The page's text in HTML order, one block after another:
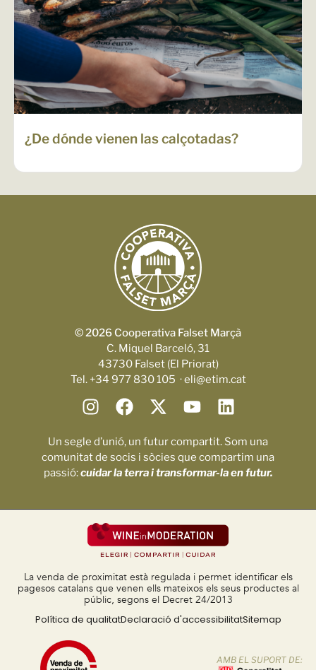
¿De dónde vienen las calçotadas?
© 2026 Cooperativa Falset Marçà
C. Miquel Barceló, 31
43730 Falset (El Priorat)
Tel. +34 977 830 105 · eli@etim.cat
Un segle d’unió, un futur compartit. Som una
comunitat de socis i sòcies que compartim una
passió:cuidar la terra i transformar-la en futur.
La venda de proximitat està regulada i permet identificar els
pagesos catalans que venen ells mateixos els seus productes al
públic, segons el Decret 24/2013
Política de qualitatDeclaració d'accessibilitatSitemap
AMB EL SUPORT DE: